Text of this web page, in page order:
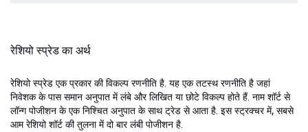
रेशियो स्प्रेड का अर्थ
रेशियो स्प्रेड एक प्रकार की विकल्प रणनीति है. यह एक तटस्थ रणनीति है जहां
निवेशक के पास समान अनुपात में लंबे और लिखित या छोटे विकल्प होते हैं. नाम शॉर्ट से
लॉन्ग पोजीशन के एक निश्चित अनुपात के साथ ट्रेड से आता है. इस स्ट्रक्चर में, सबसे
आम रेशियो शॉर्ट की तुलना में दो बार लंबी पोजीशन है.